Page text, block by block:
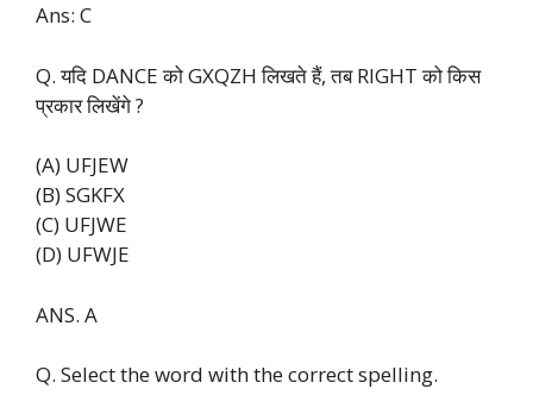
Ans: C
Q. यदि DANCE को GXQZH लिखते हैं, तब RIGHT को किस
प्रकार लिखेंगे ?
(A) UFJEW
(B) SGKFX
(C) UFJWE
(D) UFWJE
ANS. A
Q. Select the word with the correct spelling.